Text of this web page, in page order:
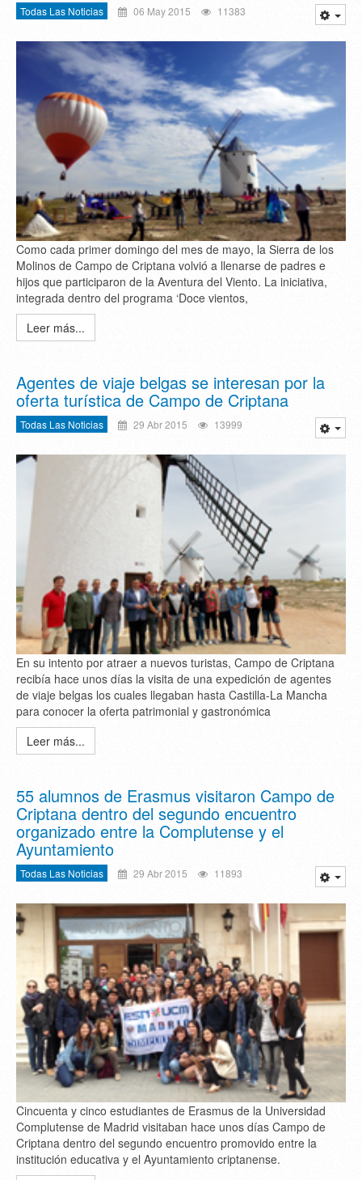
Todas Las Noticias 06 May 2015 11383
Como cada primer domingo del mes de mayo, la Sierra de los
Molinos de Campo de Criptana volvió a llenarse de padres e
hijos que participaron de la Aventura del Viento. La iniciativa,
integrada dentro del programa ‘Doce vientos,
Leer más...
Agentes de viaje belgas se interesan por la
oferta turística de Campo de Criptana
Todas Las Noticias 29 Abr 2015 13999
En su intento por atraer a nuevos turistas, Campo de Criptana
recibía hace unos días la visita de una expedición de agentes
de viaje belgas los cuales llegaban hasta Castilla-La Mancha
para conocer la oferta patrimonial y gastronómica
Leer más...
55 alumnos de Erasmus visitaron Campo de
Criptana dentro del segundo encuentro
organizado entre la Complutense y el
Ayuntamiento
Todas Las Noticias 29 Abr 2015 11893
Cincuenta y cinco estudiantes de Erasmus de la Universidad
Complutense de Madrid visitaban hace unos días Campo de
Criptana dentro del segundo encuentro promovido entre la
institución educativa y el Ayuntamiento criptanense.